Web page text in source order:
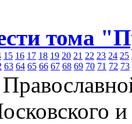
тома
15 16 17 18 19 20 21 22 23 24 25
63 64 65 66 67 68 69 70 71 72 73